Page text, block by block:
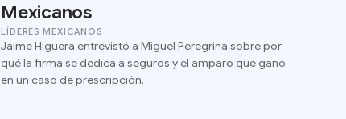
Mexicanos
LÍDERES MEXICANOS
Jaime Higuera entrevistó a Miguel Peregrina sobre por
qué la firma se dedica a seguros y el amparo que ganó
en un caso de prescripción.